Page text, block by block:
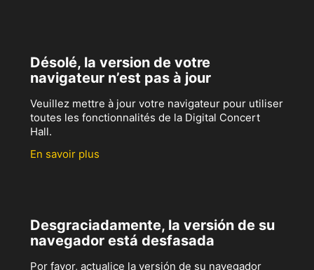
Désolé, la version de votre
navigateur n’est pas à jour
Veuillez mettre à jour votre navigateur pour utiliser
toutes les fonctionnalités de la Digital Concert
Hall.
En savoir plus
Desgraciadamente, la versión de su
navegador está desfasada
Por favor, actualice la versión de su navegador